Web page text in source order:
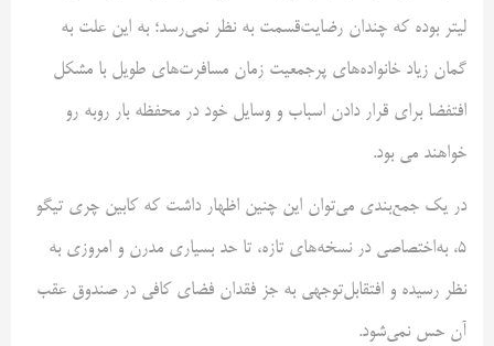
لیتر بوده که چندان رضایت‌قسمت به نظر نمی‌رسد؛ به این علت به
گمان زیاد خانواده‌های پرجمعیت زمان مسافرت‌های طویل با مشکل
افتفضا برای قرار دادن اسباب و وسایل خود در محفظه بار روبه رو
خواهند می بود.
در یک جمع‌بندی می‌توان این چنین اظهار داشت که کابین چری تیگو
۵، به‌اختصاصی در نسخه‌های تازه، تا حد بسیاری مدرن و امروزی به
نظر رسیده و افتقابل‌توجهی به جز فقدان فضای کافی در صندوق عقب
آن حس نمی‌شود.